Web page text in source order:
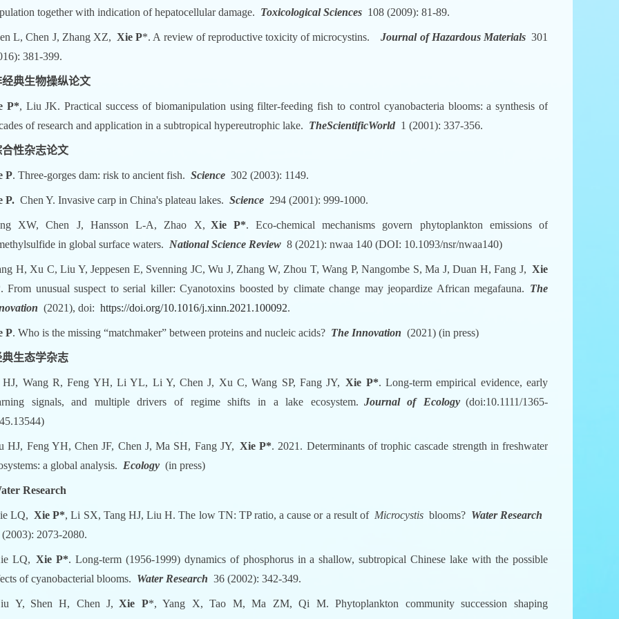
together with indication of hepatocellular damage. Toxicological Sciences 108 (2009): 81-89.
L, Chen J, Zhang XZ, Xie P*. A review of reproductive toxicity of microcystins.Journal of Hazardous Materials 301
381-399.
经典生物操纵论文
P*, Liu JK. Practical success of biomanipulation using filter-feeding fish to control cyanobacteria blooms: a synthesis of
of research and application in a subtropical hypereutrophic lake. TheScientificWorld 1 (2001): 337-356.
合性杂志论文
P. Three-gorges dam: risk to ancient fish. Science 302 (2003): 1149.
P. Chen Y. Invasive carp in China's plateau lakes. Science 294 (2001): 999-1000.
XW, Chen J, Hansson L-A, Zhao X, Xie P*. Eco-chemical mechanisms govern phytoplankton emissions of
in global surface waters. National Science Review 8 (2021): nwaa 140 (DOI: 10.1093/nsr/nwaa140)
H, Xu C, Liu Y, Jeppesen E, Svenning JC, Wu J, Zhang W, Zhou T, Wang P, Nangombe S, Ma J, Duan H, Fang J, Xie
. From unusual suspect to serial killer: Cyanotoxins boosted by climate change may jeopardize African megafauna. The
(2021), doi: https://doi.org/10.1016/j.xinn.2021.100092.
P. Who is the missing “matchmaker” between proteins and nucleic acids? The Innovation (2021) (in press)
典生态学杂志
HJ, Wang R, Feng YH, Li YL, Li Y, Chen J, Xu C, Wang SP, Fang JY,Xie P*. Long-term empirical evidence, early
signals, and multiple drivers of regime shifts in a lake ecosystem. Journal of Ecology (doi:10.1111/1365-
HJ, Feng YH, Chen JF, Chen J, Ma SH, Fang JY, Xie P*. 2021. Determinants of trophic cascade strength in freshwater
a global analysis. Ecology (in press)
Research
LQ, Xie P*, Li SX, Tang HJ, Liu H. The low TN: TP ratio, a cause or a result of Microcystisblooms? Water Research
(2003): 2073-2080.
LQ, Xie P*. Long-term (1956-1999) dynamics of phosphorus in a shallow, subtropical Chinese lake with the possible
of cyanobacterial blooms. Water Research 36 (2002): 342-349.
Y, Shen H, Chen J,Xie P*, Yang X, Tao M, Ma ZM, Qi M. Phytoplankton community succession shaping